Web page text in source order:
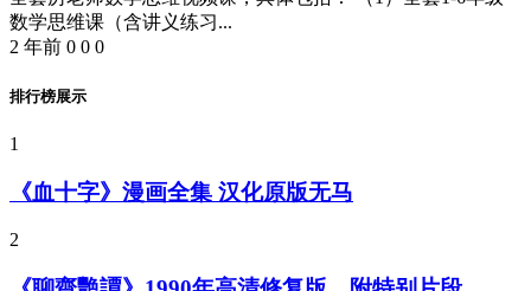
数学思维课（含讲义练习...
2 年前 0 0 0
排行榜展示
1
《血十字》漫画全集 汉化原版无马
2